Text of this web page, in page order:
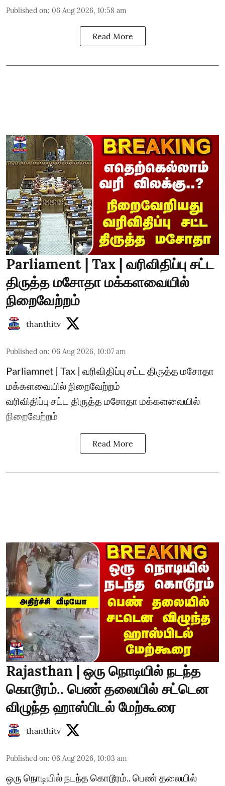
Published on: 06 Aug 2026, 10:58 am
Read More
Parliament | Tax | வரிவிதிப்பு சட்ட
திருத்த மசோதா மக்களவையில்
நிறைவேற்றம்
thanthitv
Published on: 06 Aug 2026, 10:07 am
Parliamnet | Tax | வரிவிதிப்பு சட்ட திருத்த மசோதா
மக்களவையில் நிறைவேற்றம்
வரிவிதிப்பு சட்ட திருத்த மசோதா மக்களவையில்
நிறைவேற்றம்
Read More
Rajasthan | ஒரு நொடியில் நடந்த
கொடூரம்.. பெண் தலையில் சட்டென
விழுந்த ஹாஸ்பிடல் மேற்கூரை
thanthitv
Published on: 06 Aug 2026, 10:03 am
ஒரு நொடியில் நடந்த கொடூரம்.. பெண் தலையில்